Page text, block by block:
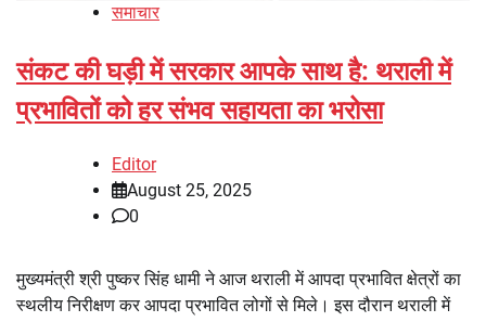
समाचार
संकट की घड़ी में सरकार आपके साथ है: थराली में
प्रभावितों को हर संभव सहायता का भरोसा
Editor
August 25, 2025
0
मुख्यमंत्री श्री पुष्कर सिंह धामी ने आज थराली में आपदा प्रभावित क्षेत्रों का
स्थलीय निरीक्षण कर आपदा प्रभावित लोगों से मिले। इस दौरान थराली में